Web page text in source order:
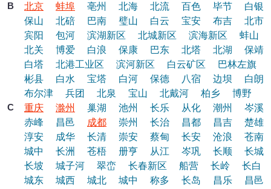
B
北京 蚌埠 亳州 北海 北流 百色 毕节
白银
保山
北碚 巴南 璧山 白云 宝安 布吉
北市
宾阳
包河 滨湖新区 北城新区 滨海新区
蚌山
北关
博爱 白浪 保康 巴东 北塔 北湖
保靖
白塔
北港工业区 滨河新区 白云矿区 巴林左旗
彬县
白水 宝塔 白河 保德 八宿 边坝
白朗
布尔津
兵团 北泉 宝山 北戴河 柏乡 博野
C
重庆 滁州 巢湖 池州 长乐 从化 潮州
岑溪
赤峰
昌邑 成都 崇州 长治 昌都 昌吉
楚雄
淳安
成华 长清 崇安 蔡甸 长安 沧浪
苍南
城中
长洲 苍梧 册亨 从江 岑巩 长顺
长城
长坡
城子河 翠峦 长春新区 船营 长岭
长白
城东
城西 城北 城中 称多 长岛 昌乐
昌邑